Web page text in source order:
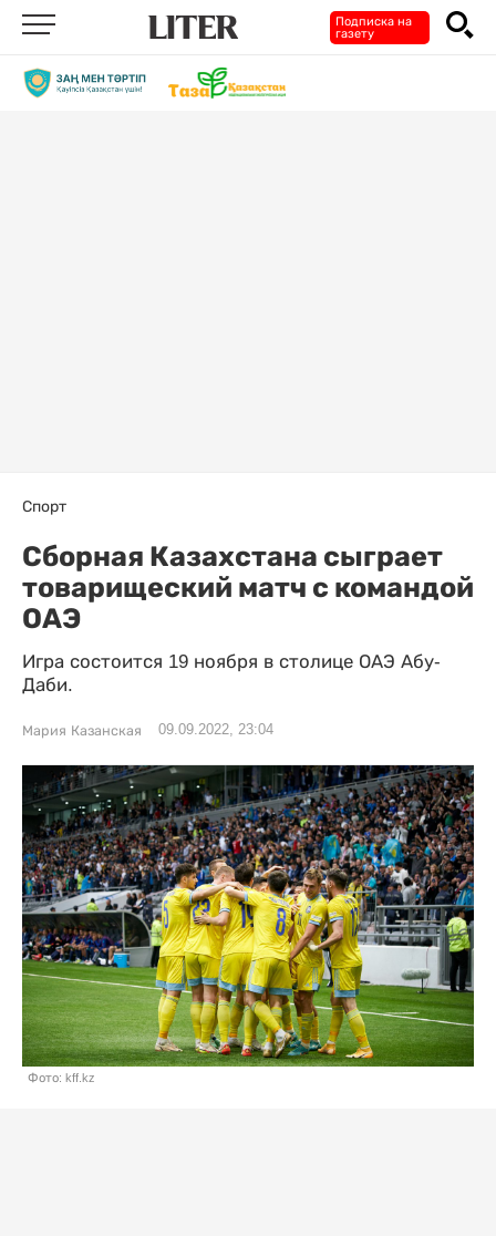
Подписка на
газету
Спорт
Сборная Казахстана сыграет
товарищеский матч с командой
ОАЭ
Игра состоится 19 ноября в столице ОАЭ Абу-
Даби.
Мария Казанская 09.09.2022, 23:04
Фото: kff.kz